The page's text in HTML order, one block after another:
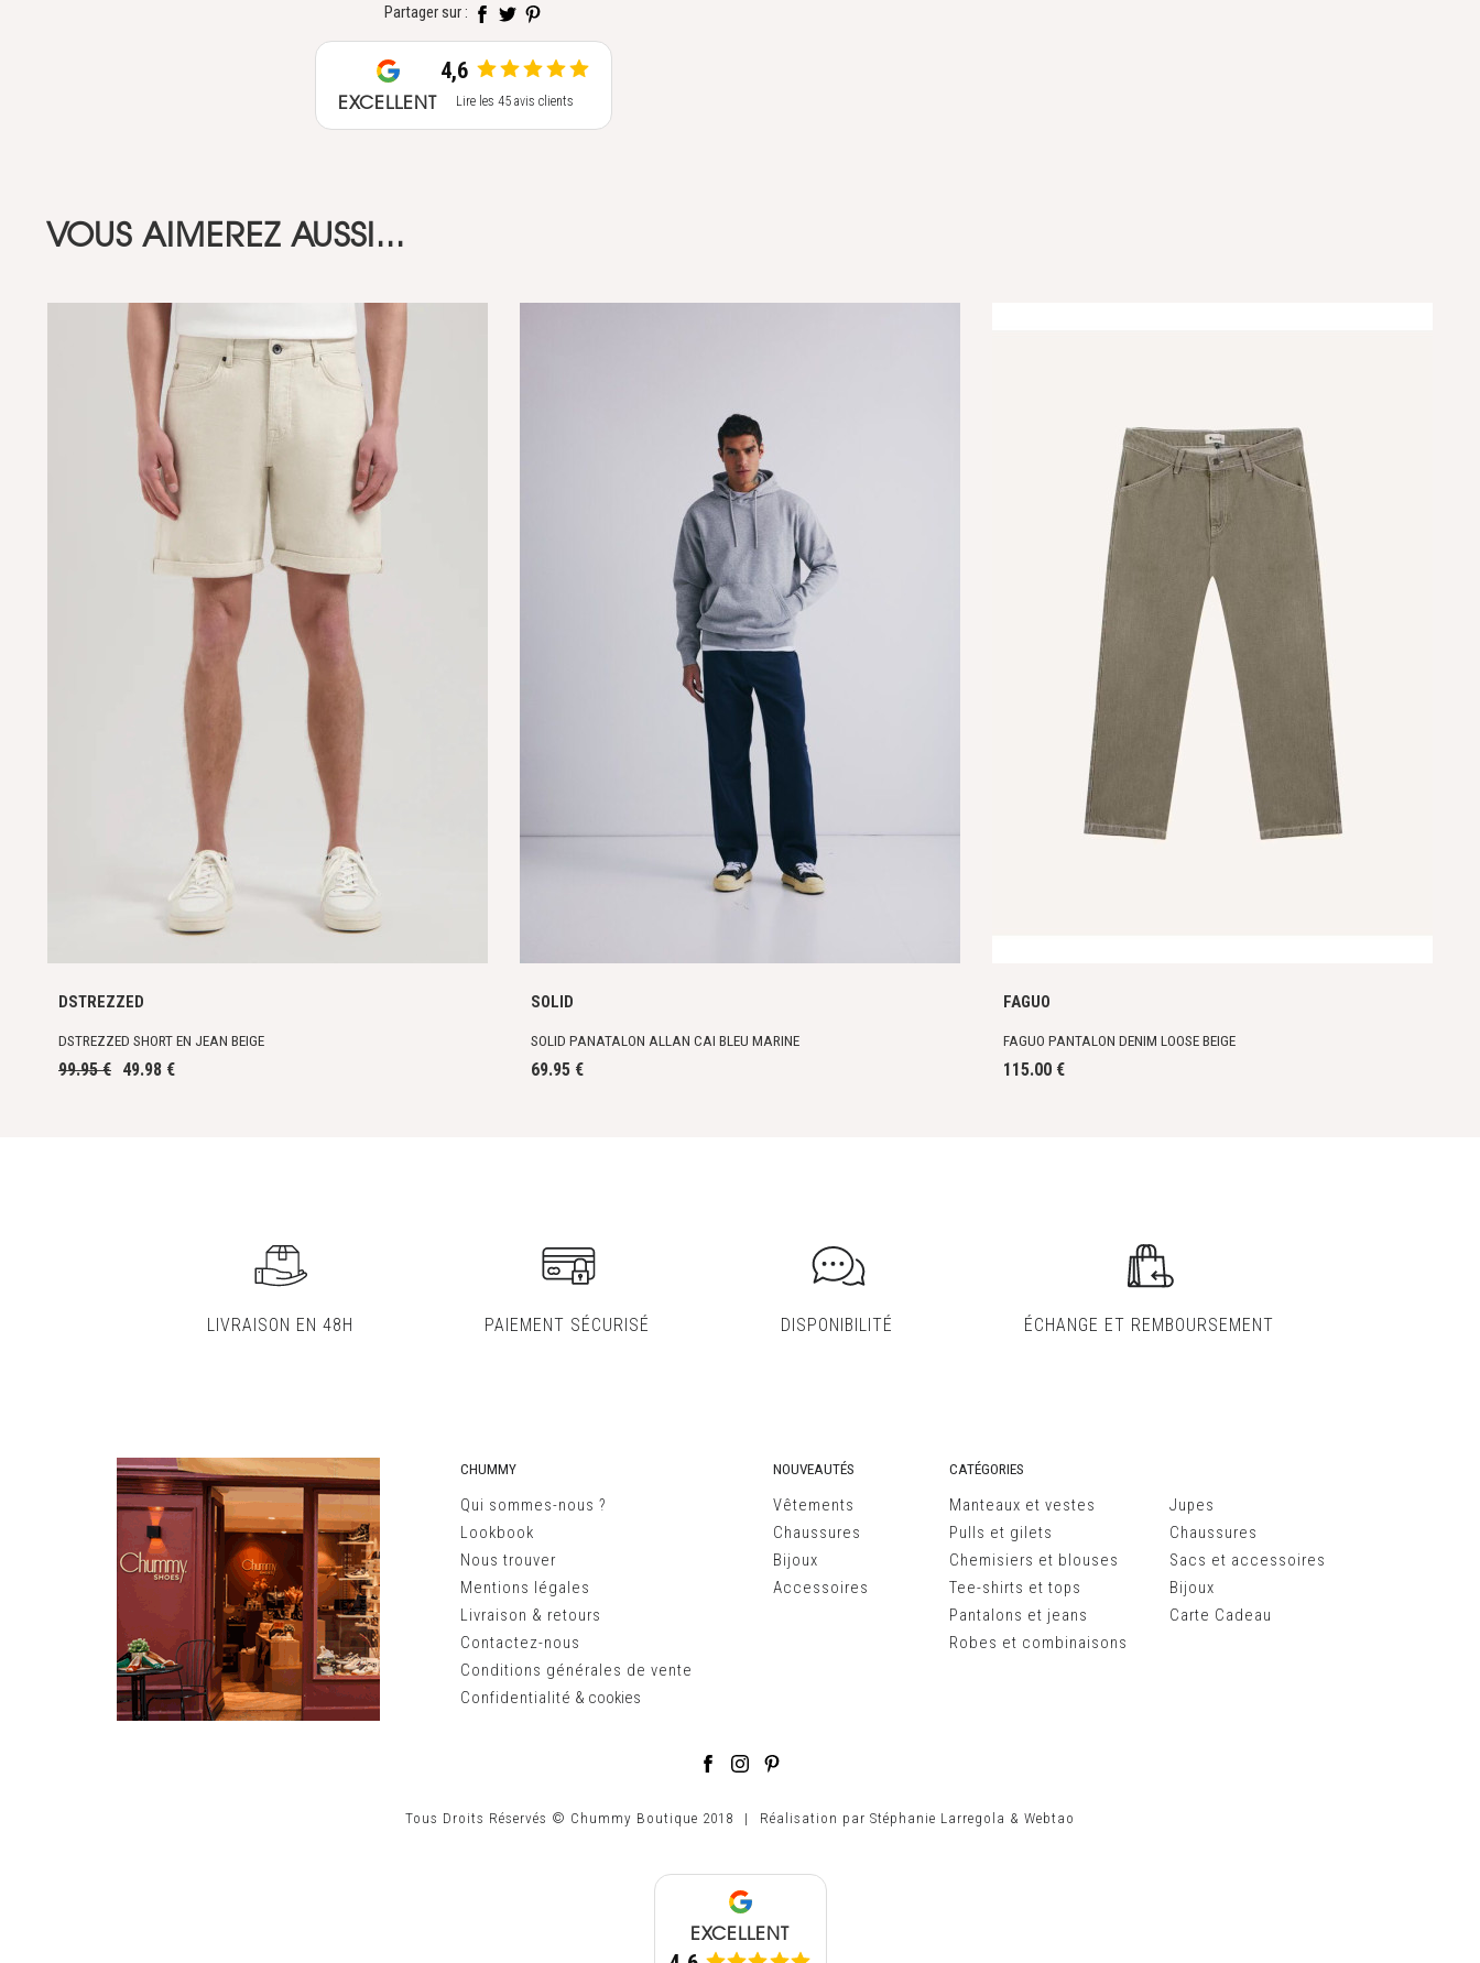
Partager sur :
EXCELLENT
4,6
Lire les 45 avis clients
VOUS AIMEREZ AUSSI...
DSTREZZED
DSTREZZED SHORT EN JEAN BEIGE
99.95 € 49.98 €
SOLID
SOLID PANATALON ALLAN CAI BLEU MARINE
69.95 €
FAGUO
FAGUO PANTALON DENIM LOOSE BEIGE
115.00 €
LIVRAISON EN 48H PAIEMENT SÉCURISÉ DISPONIBILITÉ ÉCHANGE ET REMBOURSEMENT
CHUMMY
Qui sommes-nous ?
Lookbook
Nous trouver
Mentions légales
Livraison & retours
Contactez-nous
Conditions générales de vente
Confidentialité & cookies
NOUVEAUTÉS
Vêtements
Chaussures
Bijoux
Accessoires
CATÉGORIES
Manteaux et vestes
Pulls et gilets
Chemisiers et blouses
Tee-shirts et tops
Pantalons et jeans
Robes et combinaisons
Jupes
Chaussures
Sacs et accessoires
Bijoux
Carte Cadeau
Tous Droits Réservés © Chummy Boutique 2018 | Réalisation par Stéphanie Larregola & Webtao
EXCELLENT